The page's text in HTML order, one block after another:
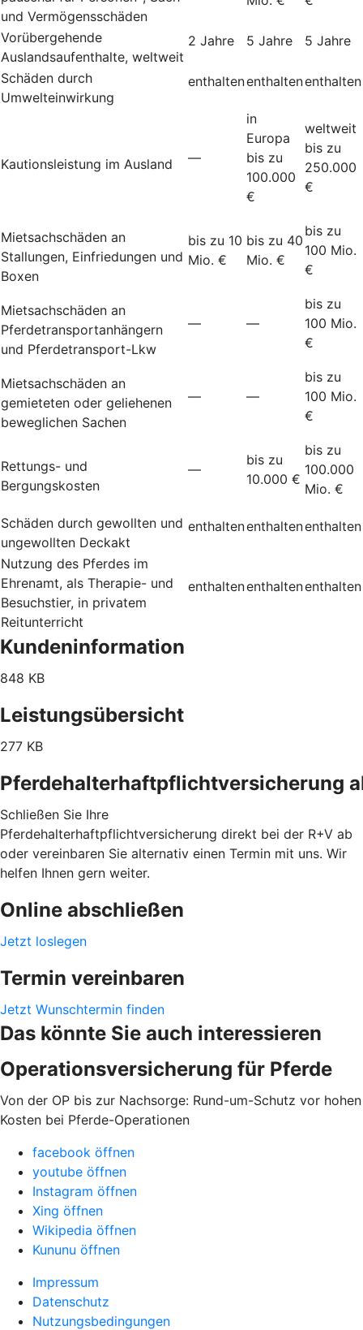
und Vermögensschäden
Vorübergehende
Auslandsaufenthalte, weltweit
2 Jahre 5 Jahre 5 Jahre
Schäden durch
Umwelteinwirkung
enthaltenenthaltenenthalten
Kautionsleistung im Ausland —
in
Europa
bis zu
100.000
€
weltweit
bis zu
250.000
€
Mietsachschäden an
Stallungen, Einfriedungen und
Boxen
bis zu 10
Mio. €
bis zu 40
Mio. €
bis zu
100 Mio.
€
Mietsachschäden an
Pferdetransportanhängern
und Pferdetransport-Lkw
— —
bis zu
100 Mio.
€
Mietsachschäden an
gemieteten oder geliehenen
beweglichen Sachen
— —
bis zu
100 Mio.
€
Rettungs- und
Bergungskosten
—
bis zu
10.000 €
bis zu
100.000
Mio. €
Schäden durch gewollten und
ungewollten Deckakt
enthaltenenthaltenenthalten
Nutzung des Pferdes im
Ehrenamt, als Therapie- und
Besuchstier, in privatem
Reitunterricht
enthaltenenthaltenenthalten
Kundeninformation
848 KB
Leistungsübersicht
277 KB
Pferdehalterhaftpflichtversicherung
Schließen Sie Ihre
Pferdehalterhaftpflichtversicherung direkt bei der R+V ab
oder vereinbaren Sie alternativ einen Termin mit uns. Wir
helfen Ihnen gern weiter.
Online abschließen
Jetzt loslegen
Termin vereinbaren
Jetzt Wunschtermin finden
Das könnte Sie auch interessieren
Operationsversicherung für Pferde
Von der OP bis zur Nachsorge: Rund-um-Schutz vor hohen
Kosten bei Pferde-Operationen
facebook öffnen
youtube öffnen
Instagram öffnen
Xing öffnen
Wikipedia öffnen
Kununu öffnen
Impressum
Datenschutz
Nutzungsbedingungen